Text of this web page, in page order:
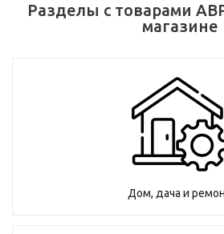
Разделы с товарами
магазине
Дом, дача и